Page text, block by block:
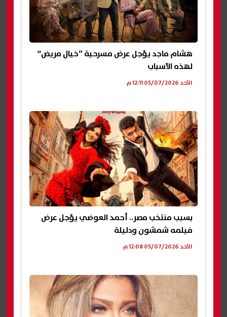
هشام ماجد يؤجل عرض مسرحية “خيال مريض”
لهذه الأسباب
الأحد 05/07/2026 12:11 م
بسبب منتخب مصر.. أحمد العوضي يؤجل عرض
فيلمه شمشون ودليلة
الأحد 05/07/2026 12:08 م